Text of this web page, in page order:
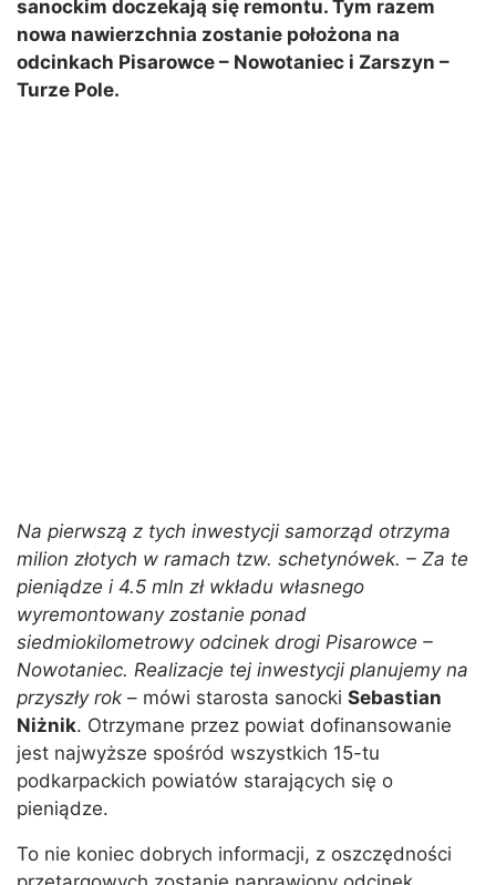
sanockim doczekają się remontu. Tym razem
nowa nawierzchnia zostanie położona na
odcinkach Pisarowce – Nowotaniec i Zarszyn –
Turze Pole.
Na pierwszą z tych inwestycji samorząd otrzyma
milion złotych w ramach tzw. schetynówek. – Za te
pieniądze i 4.5 mln zł wkładu własnego
wyremontowany zostanie ponad
siedmiokilometrowy odcinek drogi Pisarowce –
Nowotaniec. Realizacje tej inwestycji planujemy na
przyszły rok – mówi starosta sanocki Sebastian
Niżnik. Otrzymane przez powiat dofinansowanie
jest najwyższe spośród wszystkich 15-tu
podkarpackich powiatów starających się o
pieniądze.
To nie koniec dobrych informacji, z oszczędności